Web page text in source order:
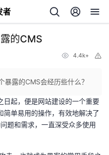
者
的CMS
4.4k+
暴露的CMS会经历些什么？
日起，便是网站建设的一个重要
简单易用的操作，有效地解决了
题和需求，一直深受众多使用